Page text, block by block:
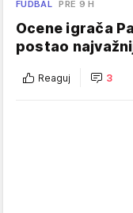
FUDBAL PRE 9 H
Ocene igrača
postao
Reaguj 3